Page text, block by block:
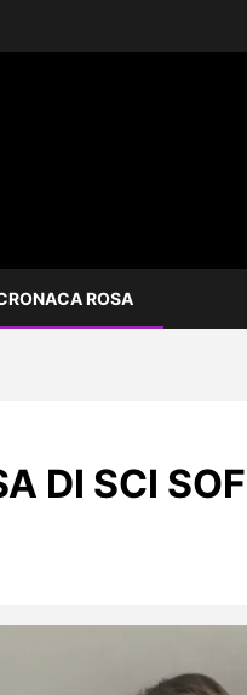
ROSA
DI SCI